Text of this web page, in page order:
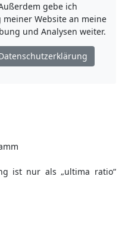
gebe ich
Website an meine
und Analysen weiter.
ist nur als „ultima ratio“